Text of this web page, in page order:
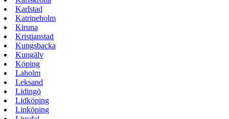
Karlstad
Katrineholm
Kiruna
Kristianstad
Kungsbacka
Kungälv
Köping
Laholm
Leksand
Lidingö
Lidköping
Linköping